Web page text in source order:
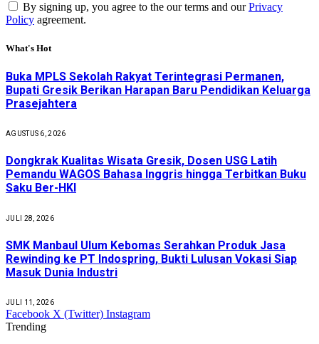
By signing up, you agree to the our terms and ourPrivacy
Policy agreement.
What's Hot
Buka MPLS Sekolah Rakyat Terintegrasi Permanen,
Bupati Gresik Berikan Harapan Baru Pendidikan Keluarga
Prasejahtera
AGUSTUS 6, 2026
Dongkrak Kualitas Wisata Gresik, Dosen USG Latih
Pemandu WAGOS Bahasa Inggris hingga Terbitkan Buku
Saku Ber-HKI
JULI 28, 2026
SMK Manbaul Ulum Kebomas Serahkan Produk Jasa
Rewinding ke PT Indospring, Bukti Lulusan Vokasi Siap
Masuk Dunia Industri
JULI 11, 2026
Facebook X (Twitter) Instagram
Trending